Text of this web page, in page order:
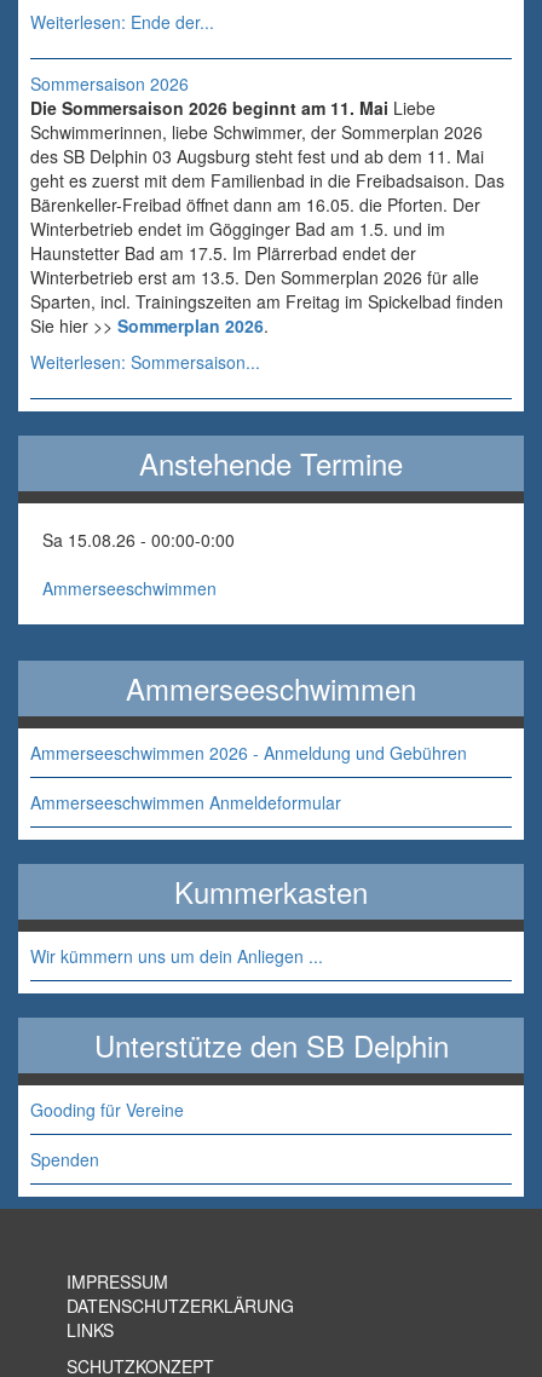
Weiterlesen: Ende der...
Sommersaison 2026
Die Sommersaison 2026 beginnt am 11. Mai Liebe
Schwimmerinnen, liebe Schwimmer, der Sommerplan 2026
des SB Delphin 03 Augsburg steht fest und ab dem 11. Mai
geht es zuerst mit dem Familienbad in die Freibadsaison. Das
Bärenkeller-Freibad öffnet dann am 16.05. die Pforten. Der
Winterbetrieb endet im Gögginger Bad am 1.5. und im
Haunstetter Bad am 17.5. Im Plärrerbad endet der
Winterbetrieb erst am 13.5. Den Sommerplan 2026 für alle
Sparten, incl. Trainingszeiten am Freitag im Spickelbad finden
Sie hier >> Sommerplan 2026.
Weiterlesen: Sommersaison...
Anstehende Termine
Sa 15.08.26 - 00:00-0:00
Ammerseeschwimmen
Ammerseeschwimmen
Ammerseeschwimmen 2026 - Anmeldung und Gebühren
Ammerseeschwimmen Anmeldeformular
Kummerkasten
Wir kümmern uns um dein Anliegen ...
Unterstütze den SB Delphin
Gooding für Vereine
Spenden
IMPRESSUM
DATENSCHUTZERKLÄRUNG
LINKS
SCHUTZKONZEPT